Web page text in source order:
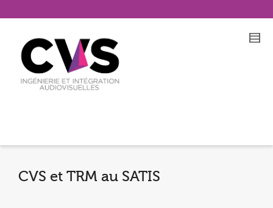
CVS et TRM au SATIS